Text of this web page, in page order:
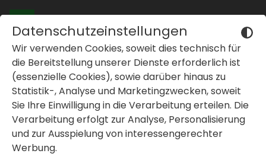
Datenschutzeinstellungen
Wir verwenden Cookies, soweit dies tech­nisch für
die Bereit­stel­lung unserer Dienste erfor­der­lich ist
(essen­zi­elle Cookies), sowie darüber hinaus zu
Statistik-, Analyse und Marke­ting­zwe­cken, soweit
Sie Ihre Einwil­li­gung in die Verar­bei­tung erteilen. Die
Verar­bei­tung erfolgt zur Analyse, Perso­na­li­sie­rung
und zur Ausspie­lung von inter­es­sen­ge­rechter
Werbung.
oder ausblenden
oder ausblenden
Wohnungen in
Graz und der Stei­
er­mark
IhrTraumbezirk
Sie sind auf der Suche nach einer